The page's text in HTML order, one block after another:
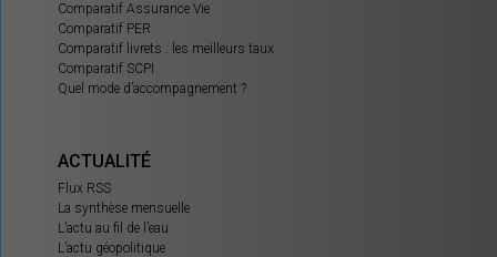
Comparatif Assurance Vie
Comparatif PER
Comparatif livrets : les meilleurs taux
Comparatif SCPI
Quel mode d’accompagnement ?
ACTUALITÉ
Flux RSS
La synthèse mensuelle
L’actu au fil de l’eau
L’actu géopolitique